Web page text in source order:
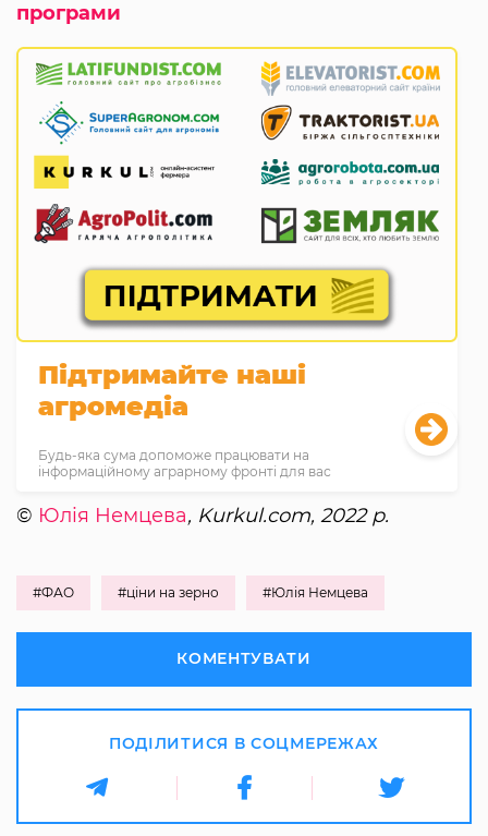
програми
Підтримайте наші
агромедіа
Будь-яка сума допоможе працювати на
інформаційному аграрному фронті для вас
© Юлія Немцева, Kurkul.com, 2022 р.
#ФАО #ціни на зерно #Юлія Немцева
КОМЕНТУВАТИ
ПОДІЛИТИСЯ В СОЦМЕРЕЖАХ